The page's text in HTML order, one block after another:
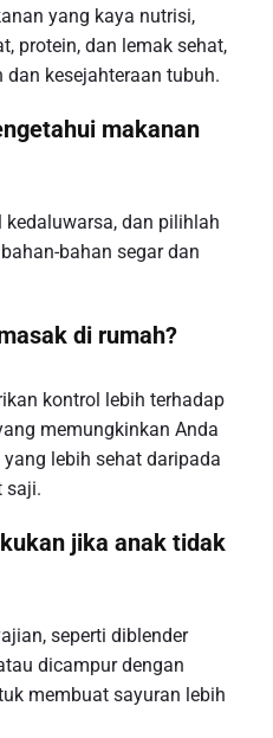
yang kaya nutrisi,
protein, dan lemak sehat,
kesejahteraan tubuh.
makanan
dan pilihlah
bahan segar dan
di rumah?
kontrol lebih terhadap
memungkinkan Anda
lebih sehat daripada
saji.
jika anak tidak
seperti diblender
dicampur dengan
membuat sayuran lebih